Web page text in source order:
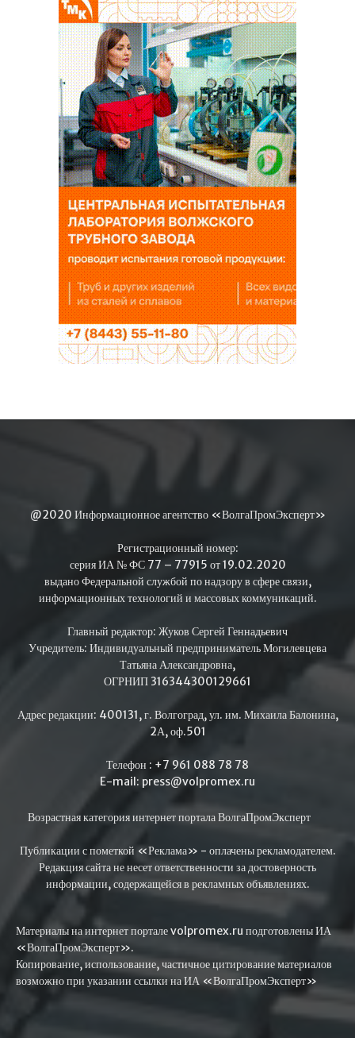
@2020 Информационное агентство «ВолгаПромЭксперт»
Регистрационный номер:
серия ИА № ФС 77 – 77915 от 19.02.2020
выдано Федеральной службой по надзору в сфере связи,
информационных технологий и массовых коммуникаций.
Главный редактор: Жуков Сергей Геннадьевич
Учредитель: Индивидуальный предприниматель Могилевцева
Татьяна Александровна,
ОГРНИП 316344300129661
Адрес редакции: 400131, г. Волгоград, ул. им. Михаила Балонина,
2А, оф.501
Телефон : +7 961 088 78 78
E-mail: press@volpromex.ru
Возрастная категория интернет портала ВолгаПромЭксперт
Публикации с пометкой «Реклама» - оплачены рекламодателем.
Редакция сайта не несет ответственности за достоверность
информации, содержащейся в рекламных объявлениях.
Материалы на интернет портале volpromex.ru подготовлены ИА
«ВолгаПромЭксперт».
Копирование, использование, частичное цитирование материалов
возможно при указании ссылки на ИА «ВолгаПромЭксперт»